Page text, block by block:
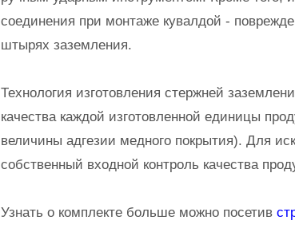
соединения при монтаже кувалдой -
штырях заземления.
Технология изготовления стержней
качества каждой изготовленной единицы
величины адгезии медного покрытия). Для
собственный входной контроль качества
Узнать о комплекте больше можно посетив